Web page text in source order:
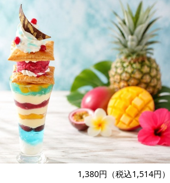
1,380円（税込1,514円）